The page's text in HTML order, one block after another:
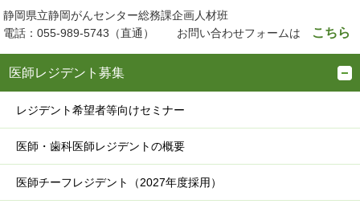
静岡県立静岡がんセンター総務課企画人材班
電話：055-989-5743（直通） お問い合わせフォームは こちら
医師レジデント募集
レジデント希望者等向けセミナー
医師・歯科医師レジデントの概要
医師チーフレジデント（2027年度採用）